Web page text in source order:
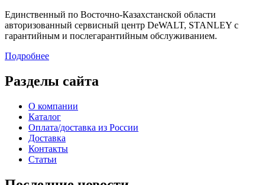
Единственный по Восточно-Казахстанской области
авторизованный сервисный центр DeWALT, STANLEY с
гарантийным и послегарантийным обслуживанием.
Подробнее
Разделы сайта
О компании
Каталог
Оплата/доставка из России
Доставка
Контакты
Статьи